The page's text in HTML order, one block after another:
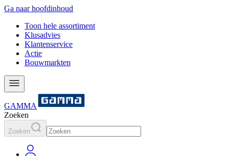
Ga naar hoofdinhoud
Toon hele assortiment
Klusadvies
Klantenservice
Actie
Bouwmarkten
GAMMA
Zoeken
Zoeken